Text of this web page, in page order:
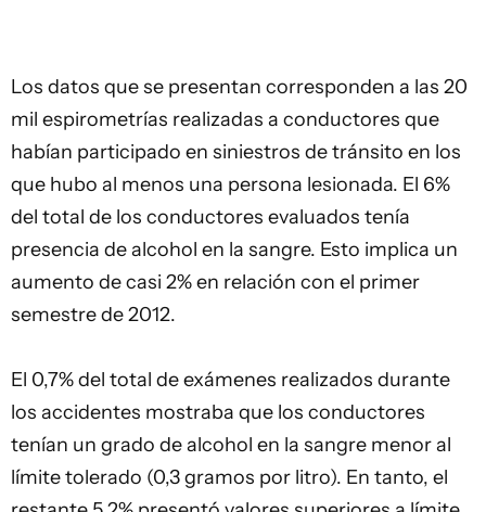
Los datos que se presentan corresponden a las 20
mil espirometrías realizadas a conductores que
habían participado en siniestros de tránsito en los
que hubo al menos una persona lesionada. El 6%
del total de los conductores evaluados tenía
presencia de alcohol en la sangre. Esto implica un
aumento de casi 2% en relación con el primer
semestre de 2012.
El 0,7% del total de exámenes realizados durante
los accidentes mostraba que los conductores
tenían un grado de alcohol en la sangre menor al
límite tolerado (0,3 gramos por litro). En tanto, el